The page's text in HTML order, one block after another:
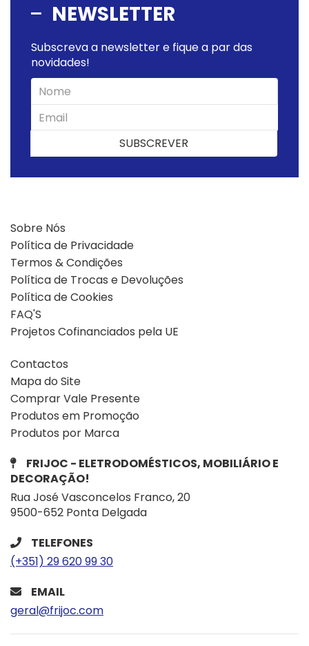
NEWSLETTER
Subscreva a newsletter e fique a par das
novidades!
SUBSCREVERSUBSCREVER
Sobre Nós
Política de Privacidade
Termos & Condições
Política de Trocas e Devoluções
Política de Cookies
FAQ'S
Projetos Cofinanciados pela UE
Contactos
Mapa do Site
Comprar Vale Presente
Produtos em Promoção
Produtos por Marca
FRIJOC - ELETRODOMÉSTICOS, MOBILIÁRIO E
DECORAÇÃO!
Rua José Vasconcelos Franco, 20
9500-652 Ponta Delgada
TELEFONES
(+351) 29 620 99 30
EMAIL
geral@frijoc.com